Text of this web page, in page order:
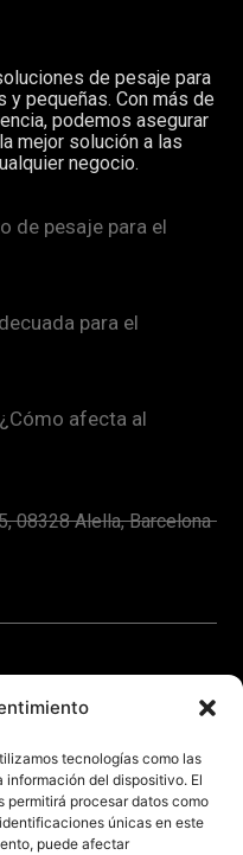
tecnologías como las
del dispositivo. El
permitirá procesar datos como
únicas en este
puede afectar
de pesaje para
y pequeñas. Con más de
podemos asegurar
mejor solución a las
negocio.
de pesaje para el
para el
afecta al
08328 Alella, Barcelona